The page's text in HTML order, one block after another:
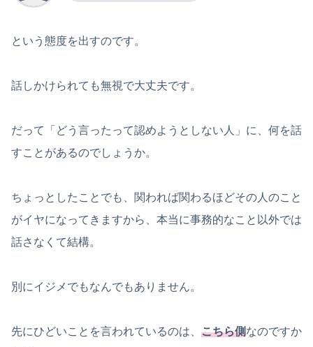
という態度を出すのです。
話しかけられても無視で大丈夫です。
だって「どう言ったって認めようとしない人」に、何を話
すことがあるのでしょうか。
ちょっとしたことでも、関われば関わるほどその人のこと
がイヤになってきますから、本当に事務的なこと以外では
話さなくて結構。
別にイジメでもなんでもありません。
先にひどいことを言われているのは、 こちら側なのですか